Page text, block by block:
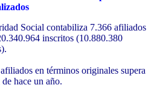
Social contabiliza 7.366 afiliados
inscritos (10.880.380
en términos originales supera
hace un año.